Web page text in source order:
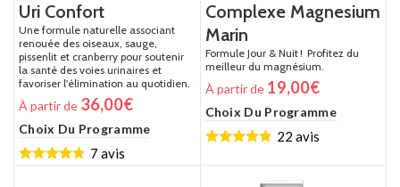
Uri Confort
Une formule naturelle associant
renouée des oiseaux, sauge,
pissenlit et cranberry pour soutenir
la santé des voies urinaires et
favoriser l'élimination au quotidien.
À partir de 36,00€
Choix Du Programme
7 avis
Complexe Magnesium
Marin
Formule Jour & Nuit ! Profitez du
meilleur du magnésium.
À partir de 19,00€
Choix Du Programme
22 avis